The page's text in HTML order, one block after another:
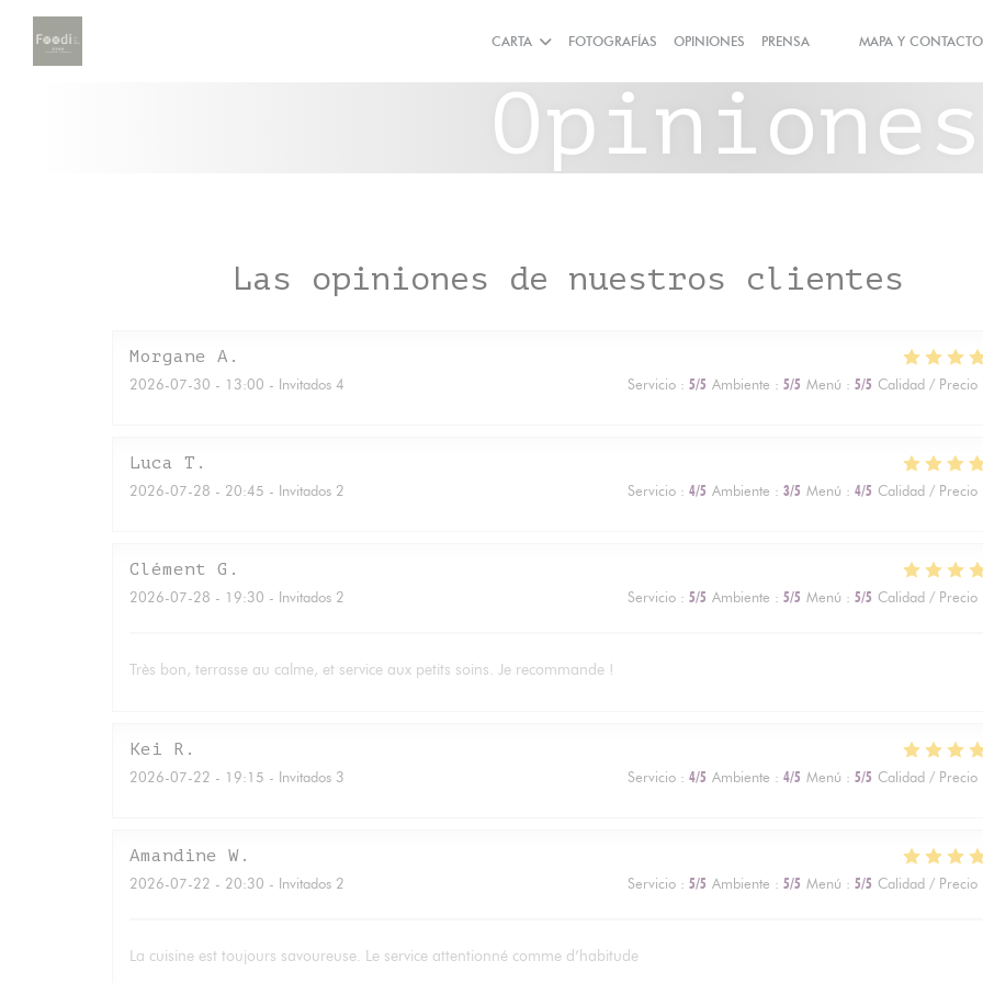
Personalización de sus opciones de cookies
CARTA FOTOGRAFÍAS OPINIONES PRENSA
((ABRE EN UNA NUEVA
((ABRE EN UNA
MAPA Y CONTACTO
Opiniones
Las opiniones de nuestros clientes
Morgane A
2026-07-30 - 13:00 - Invitados 4 Servicio: 5/5 Ambiente : 5/5 Menú : 5/5 Calidad / Precio
Luca T
2026-07-28 - 20:45 - Invitados 2 Servicio: 4/5 Ambiente : 3/5 Menú : 4/5 Calidad / Precio
Clément G
2026-07-28 - 19:30 - Invitados 2 Servicio: 5/5 Ambiente : 5/5 Menú : 5/5 Calidad / Precio
Très bon, terrasse au calme, et service aux petits soins. Je recommande !
Kei R
2026-07-22 - 19:15 - Invitados 3 Servicio: 4/5 Ambiente : 4/5 Menú : 5/5 Calidad / Precio
Amandine W
2026-07-22 - 20:30 - Invitados 2 Servicio: 5/5 Ambiente : 5/5 Menú : 5/5 Calidad / Precio
La cuisine est toujours savoureuse. Le service attentionné comme d’habitude